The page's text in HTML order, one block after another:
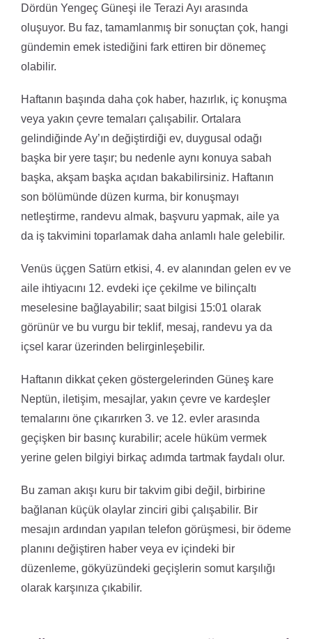
Dördün Yengeç Güneşi ile Terazi Ayı arasında
oluşuyor. Bu faz, tamamlanmış bir sonuçtan çok, hangi
gündemin emek istediğini fark ettiren bir dönemeç
olabilir.
Haftanın başında daha çok haber, hazırlık, iç konuşma
veya yakın çevre temaları çalışabilir. Ortalara
gelindiğinde Ay’ın değiştirdiği ev, duygusal odağı
başka bir yere taşır; bu nedenle aynı konuya sabah
başka, akşam başka açıdan bakabilirsiniz. Haftanın
son bölümünde düzen kurma, bir konuşmayı
netleştirme, randevu almak, başvuru yapmak, aile ya
da iş takvimini toparlamak daha anlamlı hale gelebilir.
Venüs üçgen Satürn etkisi, 4. ev alanından gelen ev ve
aile ihtiyacını 12. evdeki içe çekilme ve bilinçaltı
meselesine bağlayabilir; saat bilgisi 15:01 olarak
görünür ve bu vurgu bir teklif, mesaj, randevu ya da
içsel karar üzerinden belirginleşebilir.
Haftanın dikkat çeken göstergelerinden Güneş kare
Neptün, iletişim, mesajlar, yakın çevre ve kardeşler
temalarını öne çıkarırken 3. ve 12. evler arasında
geçişken bir basınç kurabilir; acele hüküm vermek
yerine gelen bilgiyi birkaç adımda tartmak faydalı olur.
Bu zaman akışı kuru bir takvim gibi değil, birbirine
bağlanan küçük olaylar zinciri gibi çalışabilir. Bir
mesajın ardından yapılan telefon görüşmesi, bir ödeme
planını değiştiren haber veya ev içindeki bir
düzenleme, gökyüzündeki geçişlerin somut karşılığı
olarak karşınıza çıkabilir.